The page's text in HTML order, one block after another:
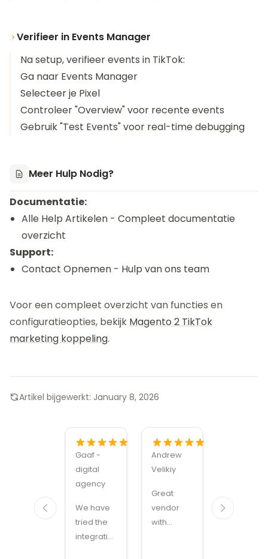
Verifieer in Events Manager
Na setup, verifieer events in TikTok:
Ga naar Events Manager
Selecteer je Pixel
Controleer "Overview" voor recente events
Gebruik "Test Events" voor real-time debugging
Meer Hulp Nodig?
Documentatie:
Alle Help Artikelen - Compleet documentatie
overzicht
Support:
Contact Opnemen - Hulp van ons team
Voor een compleet overzicht van functies en
configuratieopties, bekijk Magento 2 TikTok
marketing koppeling.
Artikel bijgewerkt: January 8, 2026
Gaaf -
digital
agency
We have
tried the
integration
Andrew
Velikiy
Great
vendor
with
sets the